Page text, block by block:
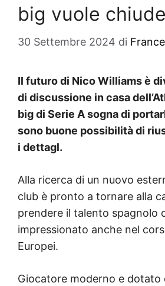
big vuole
30 Settembre 2024 di
Il futuro di Nico Williams è
di discussione in casa
big di Serie A sogna di
sono buone possibilità di
i dettagl.
Alla ricerca di un nuovo
club è pronto a tornare alla
prendere il talento spagnolo
impressionato anche nel
Europei.
Giocatore moderno e dotato